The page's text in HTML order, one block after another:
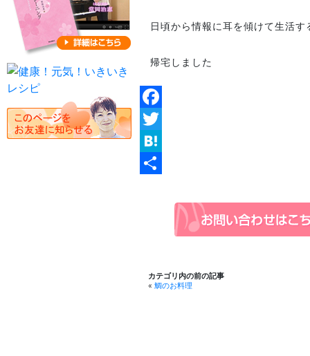
日頃から情報に耳を傾けて生活
帰宅しました
Facebook
Twitter
Hatena
カテゴリ内の前の記事
« 鯛のお料理